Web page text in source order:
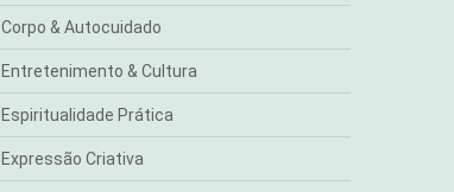
Corpo & Autocuidado
Entretenimento & Cultura
Espiritualidade Prática
Expressão Criativa